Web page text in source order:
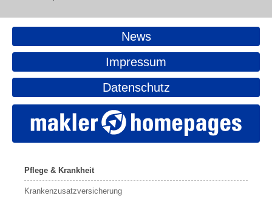
News
Impressum
Datenschutz
Pflege & Krankheit
Krankenzusatzversicherung